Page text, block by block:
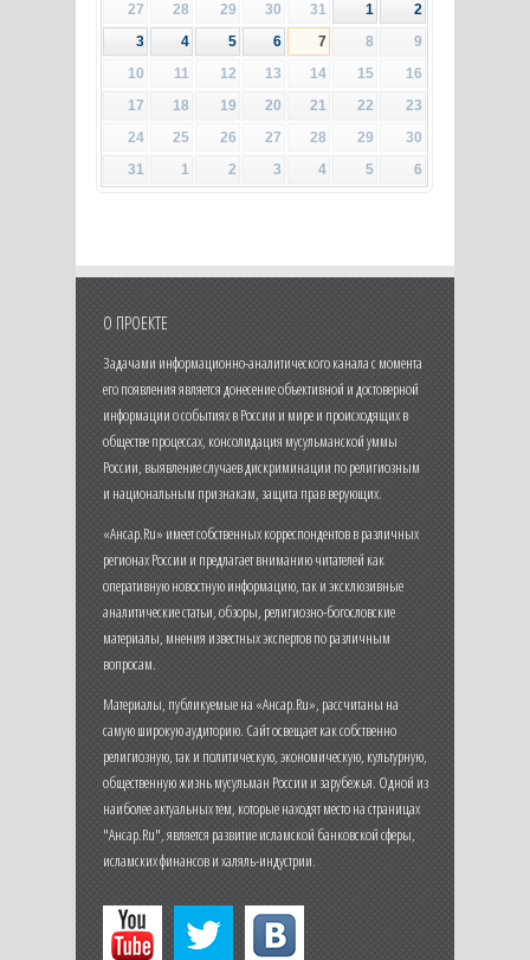
27 28 29 30 31 1
2
3
4 5 6 7 8
9
10
11 12 13 14 15
16
17
18 19 20 21 22
23
24
25 26 27 28 29
30
31
1 2 3 4 5 6
О ПРОЕКТЕ
Задачами информационно-аналитического канала с момента
его появления является донесение объективной и достоверной
информации о событиях в России и мире и происходящих в
обществе процессах, консолидация мусульманской уммы
России, выявление случаев дискриминации по религиозным
и национальным признакам, защита прав верующих.
«Ансар.Ru» имеет собственных корреспондентов в различных
регионах России и предлагает вниманию читателей как
оперативную новостную информацию, так и эксклюзивные
аналитические статьи, обзоры, религиозно-богословские
материалы, мнения известных экспертов по различным
вопросам.
Материалы, публикуемые на «Ансар.Ru», рассчитаны на
самую широкую аудиторию. Сайт освещает как собственно
религиозную, так и политическую, экономическую, культурную,
общественную жизнь мусульман России и зарубежья. Одной из
наиболее актуальных тем, которые находят место на страницах
"Ансар.Ru", является развитие исламской банковской сферы,
исламских финансов и халяль-индустрии.